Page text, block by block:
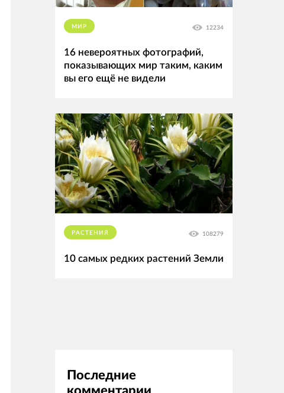
МИР 12234
16 невероятных фотографий,
показывающих мир таким, каким
вы его ещё не видели
РАСТЕНИЯ 108279
10 самых редких растений Земли
Последние